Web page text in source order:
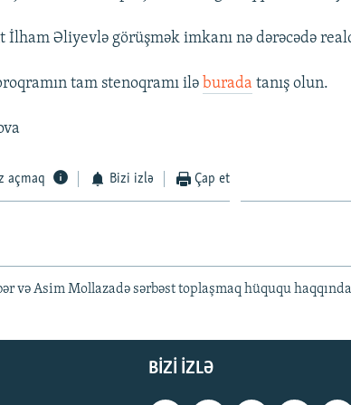
İlham Əliyevlə görüşmək imkanı nə dərəcədə
tam stenoqramı ilə burada tanış olun.
açmaq Bizi izlə Çap et
və Asim Mollazadə sərbəst toplaşmaq hüququ haqqında
BIZI IZLƏ